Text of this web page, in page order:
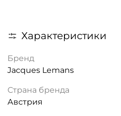
Характеристики
Бренд
Jacques Lemans
Страна бренда
Австрия